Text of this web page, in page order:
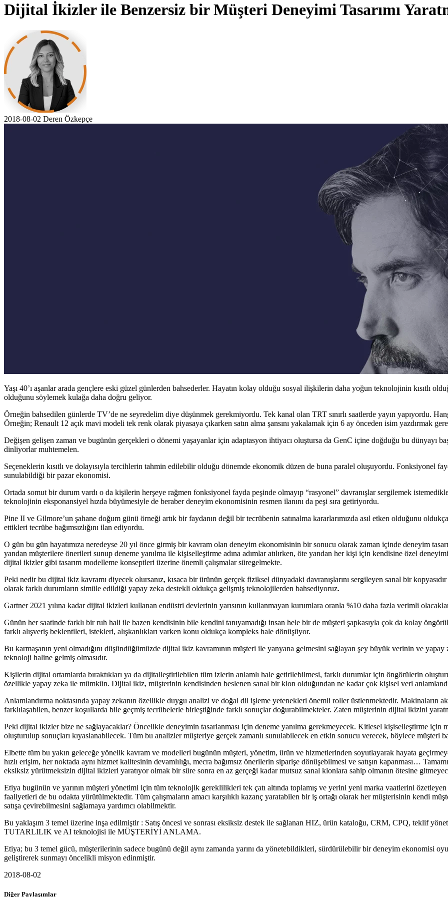
Dijital İkizler ile Benzersiz bir Müşteri Deneyimi Tasarımı
2018-08-02 Deren Özkepçe
Yaşı 40’ı aşanlar arada gençlere eski güzel günlerden bahsederler. Hayatın kolay olduğu sosyal ilişkilerin daha yoğun teknolojinin kısıtlı
olduğunu söylemek kulağa daha doğru geliyor.
Örneğin bahsedilen günlerde TV’de ne seyredelim diye düşünmek gerekmiyordu. Tek kanal olan TRT sınırlı saatlerde yayın yapıyordu.
Örneğin; Renault 12 açık mavi modeli tek renk olarak piyasaya çıkarken satın alma şansını yakalamak için 6 ay önceden isim yazdırmak
Değişen gelişen zaman ve bugünün gerçekleri o dönemi yaşayanlar için adaptasyon ihtiyacı oluştursa da GenC içine doğduğu bu dünyayı
dinliyorlar muhtemelen.
Seçeneklerin kısıtlı ve dolayısıyla tercihlerin tahmin edilebilir olduğu dönemde ekonomik düzen de buna paralel oluşuyordu. Fonksiyonel
sunulabildiği bir pazar ekonomisi.
Ortada somut bir durum vardı o da kişilerin herşeye rağmen fonksiyonel fayda peşinde olmayıp “rasyonel” davranışlar sergilemek
teknolojinin eksponansiyel hızda büyümesiyle de beraber deneyim ekonomisinin resmen ilanını da peşi sıra getiriyordu.
Pine II ve Gilmore’un şahane doğum günü örneği artık bir faydanın değil bir tecrübenin satınalma kararlarımızda asıl etken olduğunu
ettikleri tecrübe bağımsızlığını ilan ediyordu.
O gün bu gün hayatımıza neredeyse 20 yıl önce girmiş bir kavram olan deneyim ekonomisinin bir sonucu olarak zaman içinde deneyim
yandan müşterilere önerileri sunup deneme yanılma ile kişiselleştirme adına adımlar atılırken, öte yandan her kişi için kendisine özel
dijital ikizler gibi tasarım modelleme konseptleri üzerine önemli çalışmalar süregelmekte.
Peki nedir bu dijital ikiz kavramı diyecek olursanız, kısaca bir ürünün gerçek fiziksel dünyadaki davranışlarını sergileyen sanal bir
olarak farklı durumların simüle edildiği yapay zeka destekli oldukça gelişmiş teknolojilerden bahsediyoruz.
Gartner 2021 yılına kadar dijital ikizleri kullanan endüstri devlerinin yarısının kullanmayan kurumlara oranla %10 daha fazla verimli
Günün her saatinde farklı bir ruh hali ile bazen kendisinin bile kendini tanıyamadığı insan hele bir de müşteri şapkasıyla çok da kolay
farklı alışveriş beklentileri, istekleri, alışkanlıkları varken konu oldukça kompleks hale dönüşüyor.
Bu karmaşanın yeni olmadığını düşündüğümüzde dijital ikiz kavramının müşteri ile yanyana gelmesini sağlayan şey büyük verinin ve
teknoloji haline gelmiş olmasıdır.
Kişilerin dijital ortamlarda bıraktıkları ya da dijitalleştirilebilen tüm izlerin anlamlı hale getirilebilmesi, farklı durumlar için öngörülerin
özellikle yapay zeka ile mümkün. Dijital ikiz, müşterinin kendisinden beslenen sanal bir klon olduğundan ne kadar çok kişisel veri
Anlamlandırma noktasında yapay zekanın özellikle duygu analizi ve doğal dil işleme yetenekleri önemli roller üstlenmektedir. Makinaların
farklılaşabilen, benzer koşullarda bile geçmiş tecrübelerle birleştiğinde farklı sonuçlar doğurabilmekteler. Zaten müşterinin dijital ikizini
Peki dijital ikizler bize ne sağlayacaklar? Öncelikle deneyimin tasarlanması için deneme yanılma gerekmeyecek. Kitlesel kişiselleştirme için
oluşturulup sonuçları kıyaslanabilecek. Tüm bu analizler müşteriye gerçek zamanlı sunulabilecek en etkin sonucu verecek, böylece müşteri
Elbette tüm bu yakın geleceğe yönelik kavram ve modelleri bugünün müşteri, yönetim, ürün ve hizmetlerinden soyutlayarak hayata
hızlı erişim, her noktada aynı hizmet kalitesinin devamlılığı, mecra bağımsız önerilerin siparişe dönüşebilmesi ve satışın kapanması…
eksiksiz yürütmeksizin dijital ikizleri yaratıyor olmak bir süre sonra en az gerçeği kadar mutsuz sanal klonlara sahip olmanın ötesine
Etiya bugünün ve yarının müşteri yönetimi için tüm teknolojik gereklilikleri tek çatı altında toplamış ve yerini yeni marka vaatlerini
faaliyetleri de bu odakta yürütülmektedir. Tüm çalışmaların amacı karşılıklı kazanç yaratabilen bir iş ortağı olarak her müşterisinin kendi
satışa çevirebilmesini sağlamaya yardımcı olabilmektir.
Bu yaklaşım 3 temel üzerine inşa edilmiştir : Satış öncesi ve sonrası eksiksiz destek ile sağlanan HIZ, ürün kataloğu, CRM, CPQ, teklif
TUTARLILIK ve AI teknolojisi ile MÜŞTERİYİ ANLAMA.
Etiya; bu 3 temel gücü, müşterilerinin sadece bugünü değil aynı zamanda yarını da yönetebildikleri, sürdürülebilir bir deneyim ekonomisi
geliştirerek sunmayı öncelikli misyon edinmiştir.
2018-08-02
Diğer Paylaşımlar